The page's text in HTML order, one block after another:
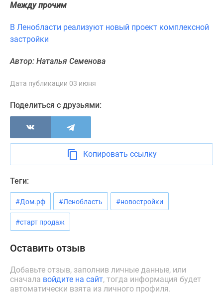
Петербурга
новостроек
Семейная
Аналитика
Панорамы
новостроек
комнатные
Субсидированная
Мнение
Студии
Ипотечный
калькулятор
Новости
недвижимости
Новостройки
области
ИТ-
ипотека
Между прочим
В Ленобласти реализуют новый проект комплексной
застройки
Автор: Наталья Семенова
Дата публикации 03 июня
Поделиться с друзьями:
Копировать ссылку
Теги:
#Дом.рф #Ленобласть #новостройки
#старт продаж
Оставить отзыв
Добавьте отзыв, заполнив личные данные, или
сначала войдите на сайт, тогда информация будет
автоматически взята из личного профиля.